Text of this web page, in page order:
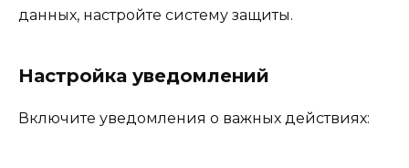
данных, настройте систему защиты.
Настройка уведомлений
Включите уведомления о важных действиях: